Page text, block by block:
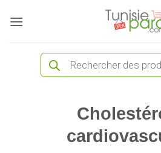
Recherche
produits